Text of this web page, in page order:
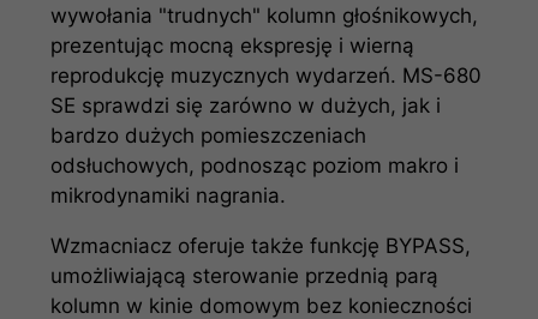
wywołania "trudnych" kolumn głośnikowych,
prezentując mocną ekspresję i wierną
reprodukcję muzycznych wydarzeń. MS-680
SE sprawdzi się zarówno w dużych, jak i
bardzo dużych pomieszczeniach
odsłuchowych, podnosząc poziom makro i
mikrodynamiki nagrania.
Wzmacniacz oferuje także funkcję BYPASS,
umożliwiającą sterowanie przednią parą
kolumn w kinie domowym bez konieczności